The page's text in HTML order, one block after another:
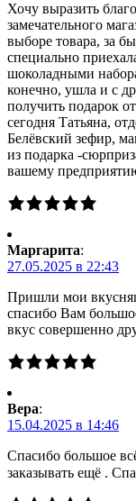
Хочу выразить
замечательного
выборе товара, за
специально
шоколадными
конечно, ушла и с
получить подарок
сегодня Татьяна,
Белёвский зефир,
из подарка -
вашему
Маргарита:
27.05.2025 в 22:43
Пришли мои
спасибо Вам
вкус совершенно
Вера:
15.04.2025 в 14:46
Спасибо большое
заказывать ещё .